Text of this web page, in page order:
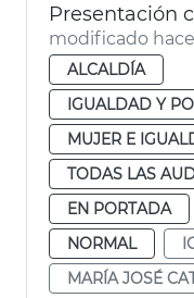
Presentación
modificado
ALCALDÍA
IGUALDAD Y
MUJER E
TODAS LAS
EN PORTADA
NORMAL
MARÍA JOSÉ